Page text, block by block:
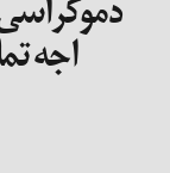
اجه